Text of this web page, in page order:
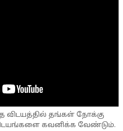
தங்கள் நோக்கு
கவனிக்க வேண்டும்.